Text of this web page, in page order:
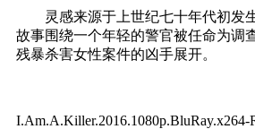
灵感来源于上世纪七十年代初发生
故事围绕一个年轻的警官被任命为调
残暴杀害女性案件的凶手展开。
I.Am.A.Killer.2016.1080p.BluRay.x264-